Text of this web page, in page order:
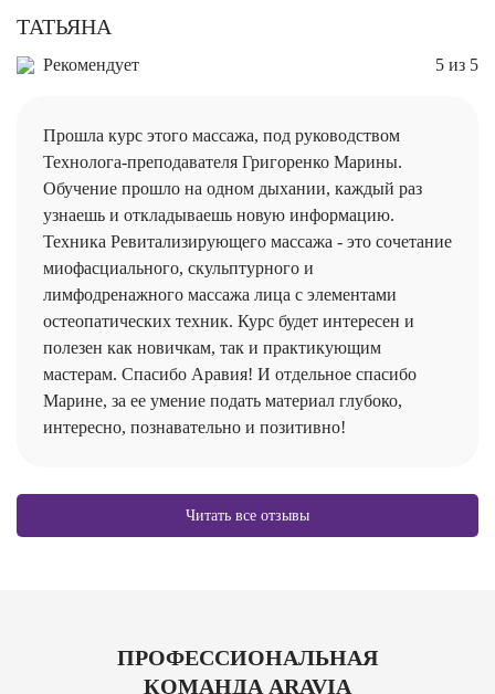
ТАТЬЯНА
Рекомендует 5 из 5
Прошла курс этого массажа, под руководством
Технолога-преподавателя Григоренко Марины.
Обучение прошло на одном дыхании, каждый раз
узнаешь и откладываешь новую информацию.
Техника Ревитализирующего массажа - это сочетание
миофасциального, скульптурного и
лимфодренажного массажа лица с элементами
остеопатических техник. Курс будет интересен и
полезен как новичкам, так и практикующим
мастерам. Спасибо Аравия! И отдельное спасибо
Марине, за ее умение подать материал глубоко,
интересно, познавательно и позитивно!
Читать все отзывы
ПРОФЕССИОНАЛЬНАЯ
КОМАНДА ARAVIA